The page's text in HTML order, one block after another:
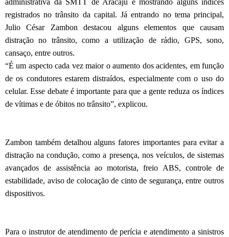
administrativa da SMTT de Aracaju e mostrando alguns índices
registrados no trânsito da capital. Já entrando no tema principal,
Julio César Zambon destacou alguns elementos que causam
distração no trânsito, como a utilização de rádio, GPS, sono,
cansaço, entre outros.
“É um aspecto cada vez maior o aumento dos acidentes, em função
de os condutores estarem distraídos, especialmente com o uso do
celular. Esse debate é importante para que a gente reduza os índices
de vítimas e de óbitos no trânsito”, explicou.
Zambon também detalhou alguns fatores importantes para evitar a
distração na condução, como a presença, nos veículos, de sistemas
avançados de assistência ao motorista, freio ABS, controle de
estabilidade, aviso de colocação de cinto de segurança, entre outros
dispositivos.
Para o instrutor de atendimento de perícia e atendimento a sinistros